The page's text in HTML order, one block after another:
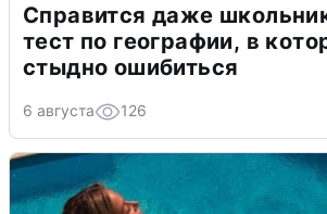
Справится даже
тест по географии, в
стыдно ошибиться
6 августа 126